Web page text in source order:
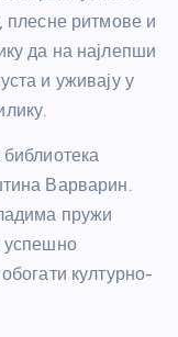
плесне ритмове и
да на најлепши
и уживају у
Варварин.
пружи
успешно
културно-